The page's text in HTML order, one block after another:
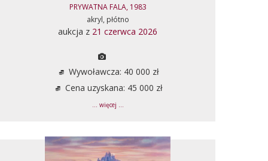
PRYWATNA FALA, 1983
akryl, płótno
aukcja z 21 czerwca 2026
Wywoławcza: 40 000 zł
Cena uzyskana: 45 000 zł
... więcej ...